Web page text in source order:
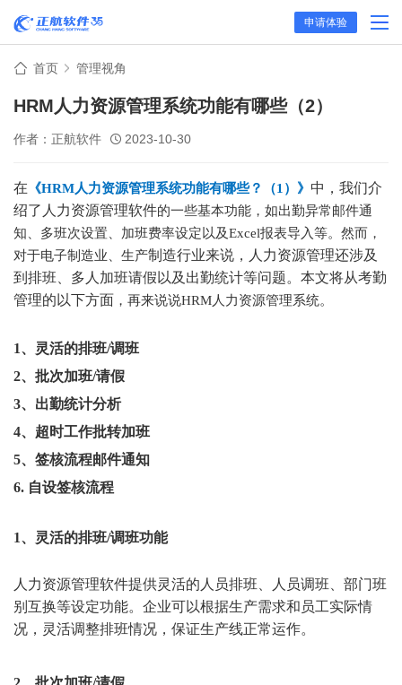
申请体验
首页 管理视角
HRM人力资源管理系统功能有哪些（2）
作者：正航软件 2023-10-30
在 《HRM人力资源管理系统功能有哪些？（1）》 中，我们介
绍了人力资源管理软件的一些基本功能，如出勤异常邮件通
知、多班次设置、加班费率设定以及Excel报表导入等。然而，
对于电子制造业、生产制造行业来说，人力资源管理还涉及
到排班、多人加班请假以及出勤统计等问题。本文将从考勤
管理的以下方面 ，再来说说HRM人力资源管理系统。
1、
灵活的排班/调班
2、 批次加班/请假
3、出勤统计分析
4、超时工作批转加班
5、签核流程邮件通知
6. 自设签核流程
1、 灵活的排班/调班功能
人力资源管理软件提供灵活的人员排班、人员调班、部门班
别互换等设定功能。企业可以根据生产需求和员工实际情
况，灵活调整排班情况，保证生产线正常运作。